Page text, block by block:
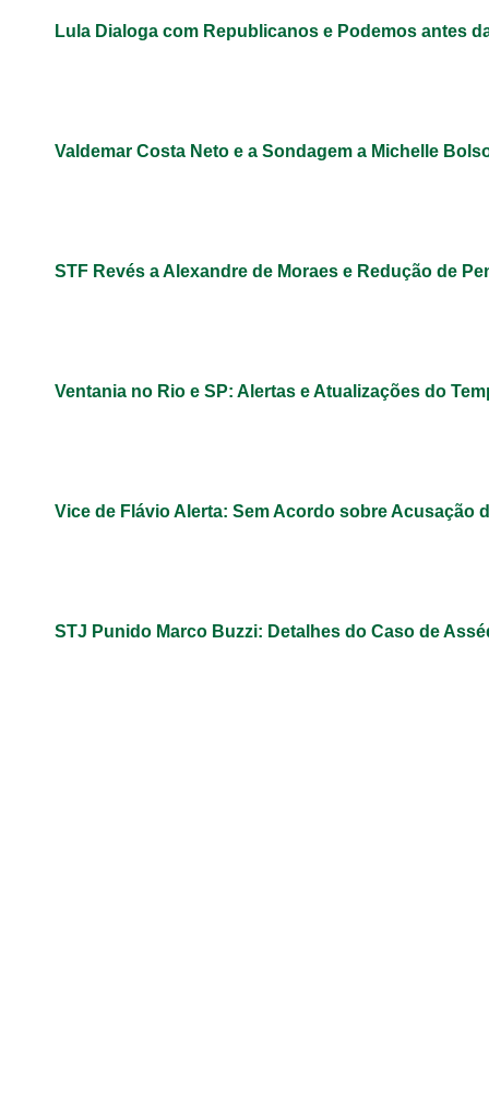
Lula Dialoga com Republicanos e Podemos antes
Valdemar Costa Neto e a Sondagem a Michelle
STF Revés a Alexandre de Moraes e Redução de
Ventania no Rio e SP: Alertas e Atualizações do
Vice de Flávio Alerta: Sem Acordo sobre Acusação
STJ Punido Marco Buzzi: Detalhes do Caso de